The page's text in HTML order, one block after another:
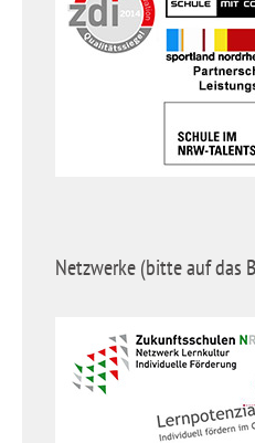
Netzwerke (bitte auf das